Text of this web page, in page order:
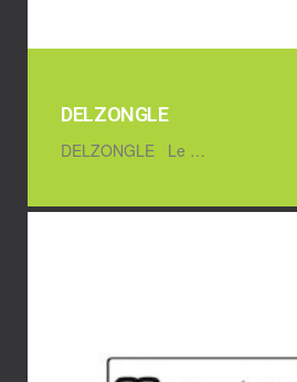
DELZONGLE
DELZONGLE Le …